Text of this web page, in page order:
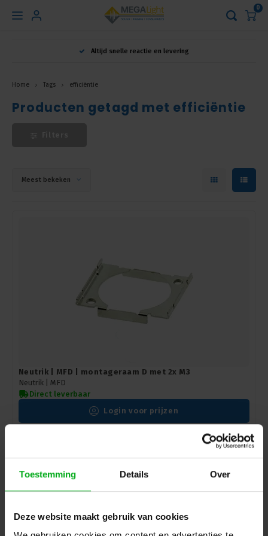
Toestemming Details Over
Deze website maakt gebruik van cookies
Hoofdmenu
Nederlands
Français
0
Altijd snelle reactie en levering
Home Tags efficiëntie
Producten getagd met efficiëntie
Meest bekeken
Neutrik | MFD | montageraam D met 2x M3
Neutrik | MFD
Direct leverbaar
Login voor prijzen